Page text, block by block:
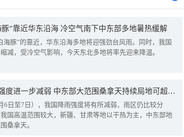
豚”靠近华东沿海 冷空气南下中东部多地暑热缓解
海豚”的靠近，华东沿海多地将迎强劲台风雨。同时，我国
减，受冷空气影响，今天东北多地将率先迎来降温。
我国降雨强度进一步减弱 中东部大范围桑拿天持续局地可超38℃
6日至7日），我国降雨强度将有所减弱，雨区仍比较分
国高温范围较大，新疆、甘肃等地以干热为主，中东部地
桑拿天。